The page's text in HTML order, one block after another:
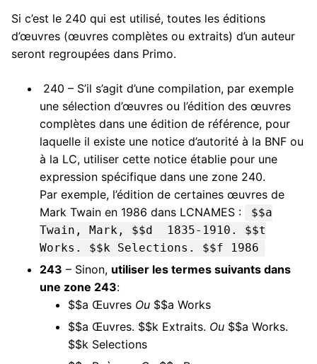
Si c’est le 240 qui est utilisé, toutes les éditions
d’œuvres (œuvres complètes ou extraits) d’un auteur
seront regroupées dans Primo.
240 – S’il s’agit d’une compilation, par exemple
une sélection d’œuvres ou l’édition des œuvres
complètes dans une édition de référence, pour
laquelle il existe une notice d’autorité à la BNF ou
à la LC, utiliser cette notice établie pour une
expression spécifique dans une zone 240.
Par exemple, l’édition de certaines œuvres de
Mark Twain en 1986 dans LCNAMES :
$$a
Twain, Mark,‏ ‎$$d 1835-1910.‏ ‎$$t
Works.‏ ‎$$k Selections.‏ ‎$$f 1986
243 – Sinon, utiliser les termes suivants dans
une zone 243:
$$a Œuvres Ou $$a Works
$$a Œuvres. $$k Extraits. Ou $$a Works.
$$k Selections